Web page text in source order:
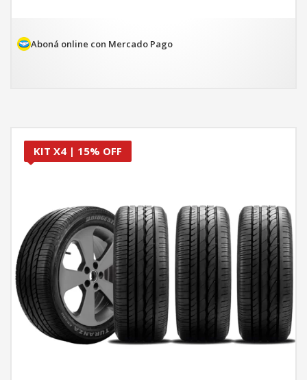
$926.876.$787.845.
Aboná online con Mercado Pago
KIT X4 | 15% OFF